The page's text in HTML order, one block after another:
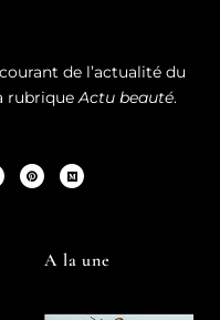
de l’actualité du
rubriqueActu beauté.
A la une